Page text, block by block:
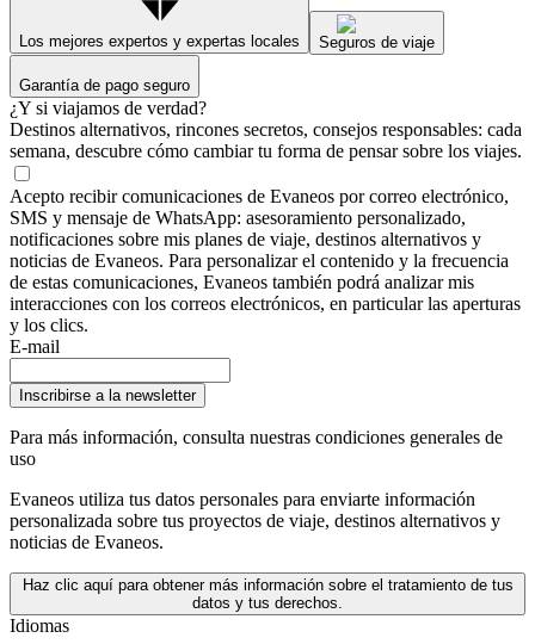
Los mejores expertos y expertas locales Seguros de viaje
Garantía de pago seguro
¿Y si viajamos de verdad?
Destinos alternativos, rincones secretos, consejos responsables: cada
semana, descubre cómo cambiar tu forma de pensar sobre los viajes.
Acepto recibir comunicaciones de Evaneos por correo electrónico,
SMS y mensaje de WhatsApp: asesoramiento personalizado,
notificaciones sobre mis planes de viaje, destinos alternativos y
noticias de Evaneos. Para personalizar el contenido y la frecuencia
de estas comunicaciones, Evaneos también podrá analizar mis
interacciones con los correos electrónicos, en particular las aperturas
y los clics.
E-mail
Inscribirse a la newsletter
Para más información, consulta nuestras condiciones generales de
uso
Evaneos utiliza tus datos personales para enviarte información
personalizada sobre tus proyectos de viaje, destinos alternativos y
noticias de Evaneos.
Haz clic aquí para obtener más información sobre el tratamiento de tus
datos y tus derechos.
Idiomas